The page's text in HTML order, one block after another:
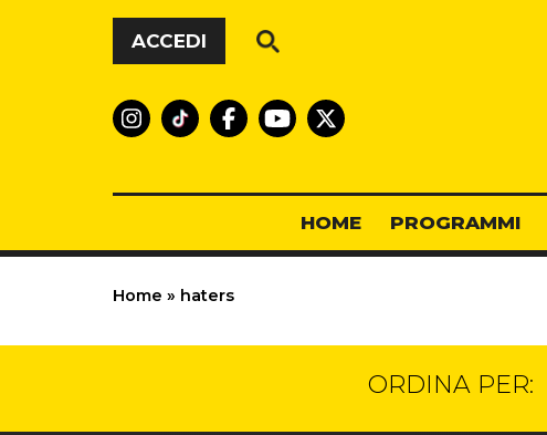
Vai al contenuto
ACCEDI
HOME PROGRAMMI
Home » haters
ORDINA PER: